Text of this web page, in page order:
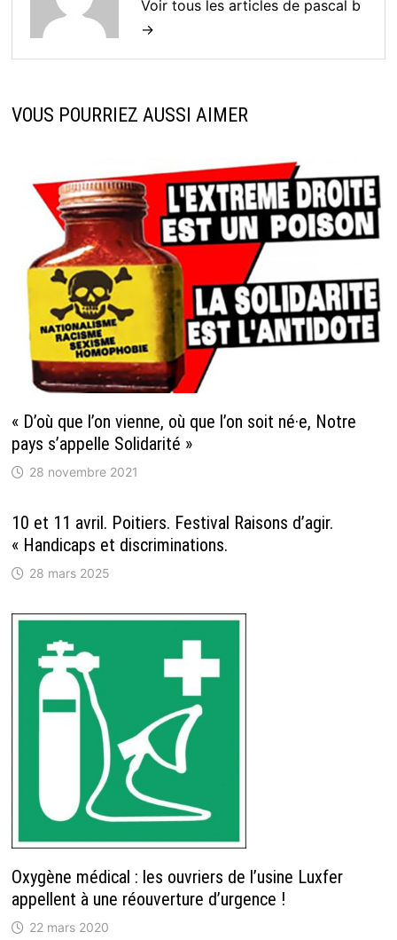
Voir tous les articles de pascal b
→
VOUS POURRIEZ AUSSI AIMER
« D’où que l’on vienne, où que l’on soit né·e, Notre
pays s’appelle Solidarité »
28 novembre 2021
10 et 11 avril. Poitiers. Festival Raisons d’agir.
« Handicaps et discriminations.
28 mars 2025
Oxygène médical : les ouvriers de l’usine Luxfer
appellent à une réouverture d’urgence !
22 mars 2020